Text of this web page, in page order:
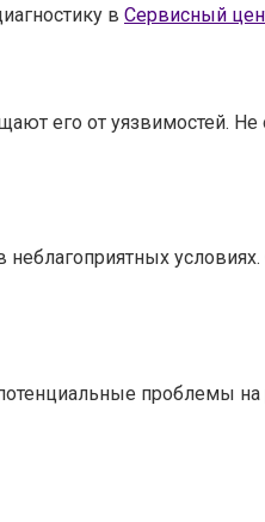
в Сервисный
его от уязвимостей.
неблагоприятных
проблемы